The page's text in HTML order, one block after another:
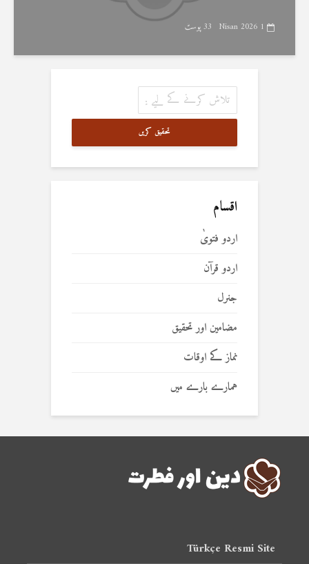
1 Nisan 2026 33 پوسٹ
تحقیق کریں
اقسام
اردو فتویٰ
اردو قرآن
جنرل
مضامین اور تحقیق
نماز کے اوقات
ہمارے بارے میں
Türkçe Resmi Site